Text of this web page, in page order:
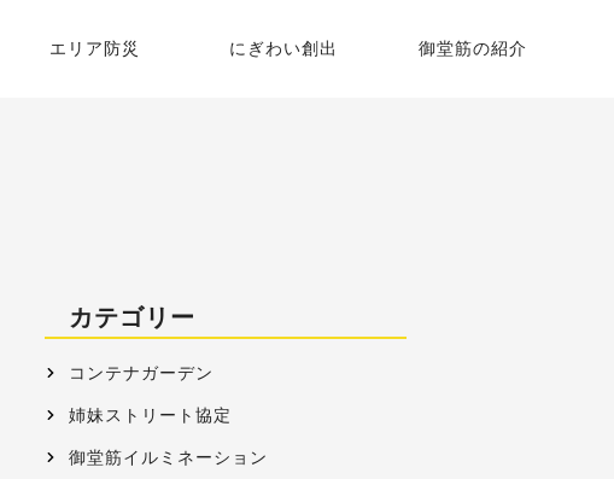
エリア防災 にぎわい創出 御堂筋の紹介
カテゴリー
コンテナガーデン
姉妹ストリート協定
御堂筋イルミネーション